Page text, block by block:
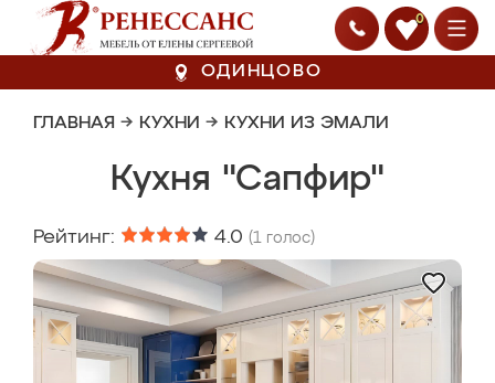
0
ОДИНЦОВО
ГЛАВНАЯ → КУХНИ → КУХНИ ИЗ ЭМАЛИ
Кухня "Сапфир"
Рейтинг: 4.0 (1 голос)